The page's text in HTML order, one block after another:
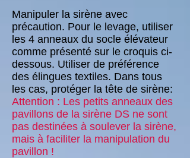
Manipuler la sirène avec
précaution. Pour le levage, utiliser
les 4 anneaux du socle élévateur
comme présenté sur le croquis ci-
dessous. Utiliser de préférence
des élingues textiles. Dans tous
les cas, protéger la tête de sirène:
Attention : Les petits anneaux des
pavillons de la sirène DS ne sont
pas destinées à soulever la sirène,
mais à faciliter la manipulation du
pavillon !